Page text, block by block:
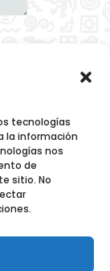
tecnologías
la información
nos
de
sitio. No